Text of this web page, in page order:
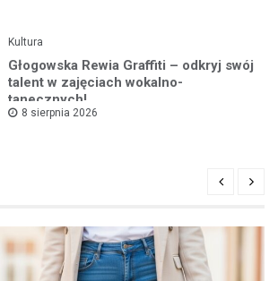
Kultura
Głogowska Rewia Graffiti – odkryj swój
talent w zajęciach wokalno-
tanecznych!
8 sierpnia 2026